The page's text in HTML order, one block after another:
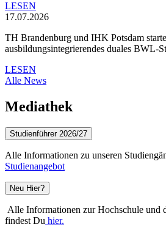
LESEN
17.07.2026
TH Brandenburg und IHK Potsdam
ausbildungsintegrierendes duales BWL-
LESEN
Alle News
Mediathek
Studienführer 2026/27
Alle Informationen zu unseren
Studienangebot
Neu Hier?
Alle Informationen zur Hochschule und
findest Du hier.